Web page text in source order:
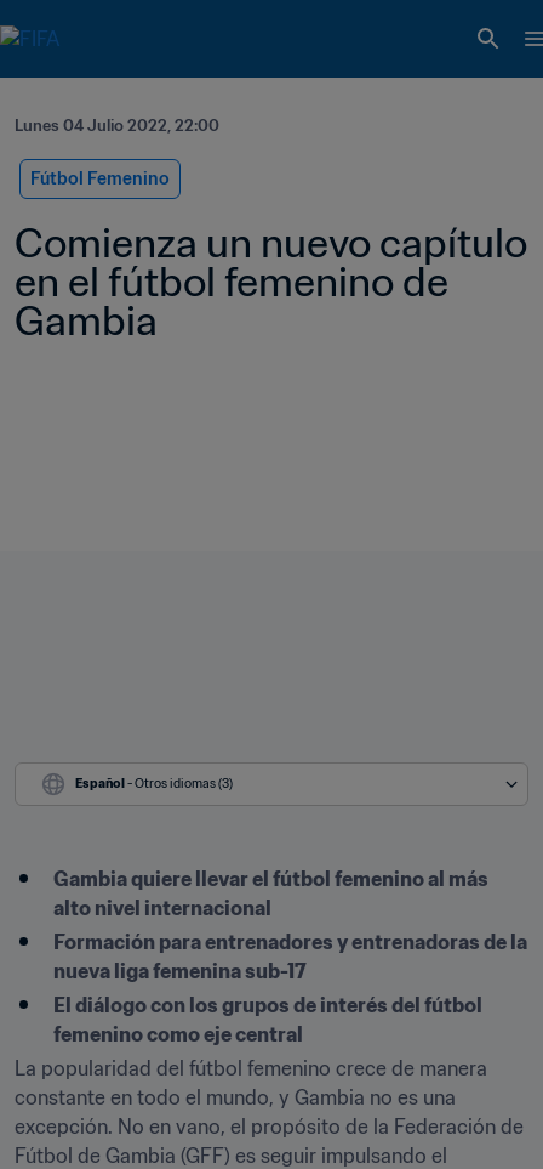
Lunes 04 Julio 2022, 22:00
Fútbol Femenino
Comienza un nuevo capítulo
en el fútbol femenino de
Gambia
Español - Otros idiomas (3)
Gambia quiere llevar el fútbol femenino al más
alto nivel internacional
Formación para entrenadores y entrenadoras de la
nueva liga femenina sub-17
El diálogo con los grupos de interés del fútbol
femenino como eje central
La popularidad del fútbol femenino crece de manera
constante en todo el mundo, y Gambia no es una
excepción. No en vano, el propósito de la Federación de
Fútbol de Gambia (GFF) es seguir impulsando el